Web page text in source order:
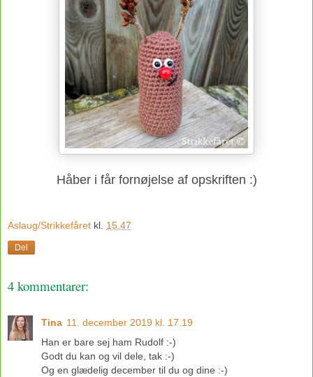
Håber i får fornøjelse af opskriften :)
Aslaug/Strikkefåret kl. 15.47
Del
4 kommentarer:
Tina 11. december 2019 kl. 17.19
Han er bare sej ham Rudolf :-)
Godt du kan og vil dele, tak :-)
Og en glædelig december til du og dine :-)